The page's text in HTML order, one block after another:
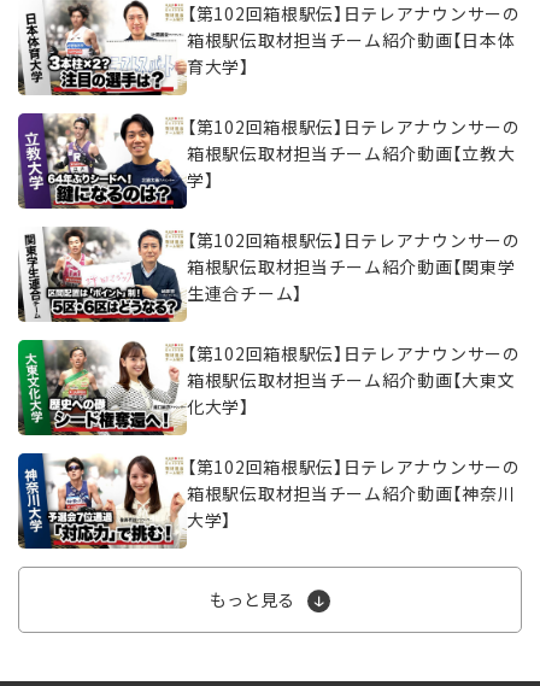
【第102回箱根駅伝】日テレアナウンサーの
箱根駅伝取材担当チーム紹介動画【日本体
育大学】
【第102回箱根駅伝】日テレアナウンサーの
箱根駅伝取材担当チーム紹介動画【立教大
学】
【第102回箱根駅伝】日テレアナウンサーの
箱根駅伝取材担当チーム紹介動画【関東学
生連合チーム】
【第102回箱根駅伝】日テレアナウンサーの
箱根駅伝取材担当チーム紹介動画【大東文
化大学】
【第102回箱根駅伝】日テレアナウンサーの
箱根駅伝取材担当チーム紹介動画【神奈川
大学】
もっと見る